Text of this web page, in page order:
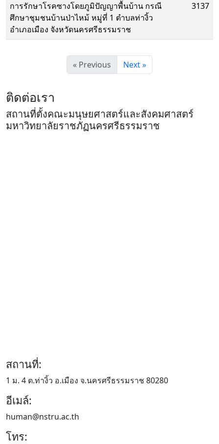
การรักษาโรคซางโดยภูมิปัญญาพื้นบ้าน กรณี
ศึกษาชุมชนบ้านป่าไหม้ หมู่ที่ 1 ตำบลท่างิ้ว
อำเภอเมือง จังหวัดนครศรีธรรมราช
3137
« Previous Next »
ติดต่อเรา
สถานที่ตั้งคณะมนุษยศาสตร์และสังคมศาสตร์
มหาวิทยาลัยราชภัฏนครศรีธรรมราช
สถานที่:
1 ม. 4 ต.ท่างิ้ว อ.เมือง จ.นครศรีธรรมราช 80280
อีเมล์:
human@nstru.ac.th
โทร: